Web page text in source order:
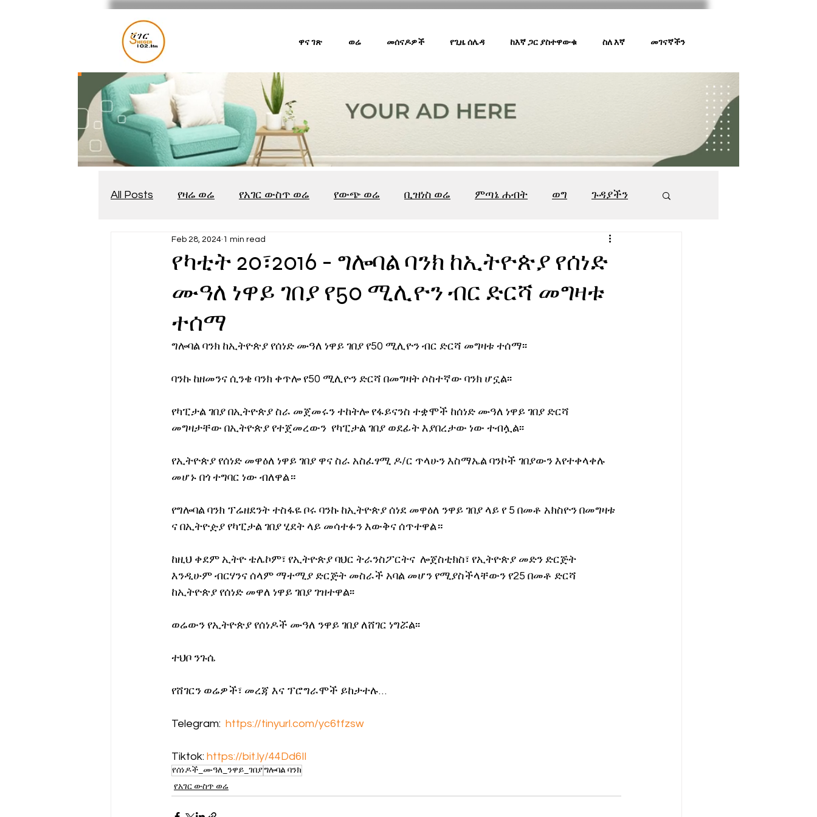
ዋና ገጽ ወሬ መሰናዶዎች የጊዜ ሰሌዳ ከእኛ ጋር ያስተዋውቁ ስለ እኛ መገናኛችን
All Posts የዛሬ ወሬ የአገር ውስጥ ወሬ የውጭ ወሬ ቢዝነስ ወሬ ምጣኔ ሐብት ወግ ጉዳያችን
የጨዋታ እንግዳ 547
የሀኪምዎ መልዕክት ባዮቴክኖሎጂ
የካቲት 20፣2016 - ግሎባል ባንክ ከኢትዮጵያ የሰነድ
ሙዓለ ነዋይ ገበያ የ50 ሚሊዮን ብር ድርሻ መግዛቱ
ተሰማ
Feb 28, 2024 1 min read
ግሎባል ባንክ ከኢትዮጵያ የሰነድ ሙዓለ ነዋይ ገበያ የ50 ሚሊዮን ብር ድርሻ መግዛቱ ተሰማ፡፡
ባንኩ ከዘመንና ሲንቄ ባንክ ቀጥሎ የ50 ሚሊዮን ድርሻ በመግዛት ሶስተኛው ባንክ ሆኗል፡፡
የካፒታል ገበያ በኢትዮጵያ ስራ መጀመሩን ተከትሎ የፋይናንስ ተቋሞች ከሰነድ ሙዓለ ነዋይ ገበያ ድርሻ
መግዛታቸው በኢትዮጵያ የተጀመረውን  የካፒታል ገበያ ወደፊት እያበረታው ነው ተብሏል፡፡
የኢትዮጵያ የሰነድ መዋዕለ ነዋይ ገበያ ዋና ስራ አስፈፃሚ ዶ/ር ጥላሁን እስማኤል ባንኮች ገበያውን እየተቀላቀሉ
መሆኑ በጎ ተግባር ነው ብለዋል።
የግሎባል ባንክ ፕሬዘደንት ተስፋዬ ቦሩ ባንኩ ከኢትዮጵያ ሰነደ መዋዕለ ንዋይ ገበያ ላይ የ 5 በመቶ አክስዮን በመግዛቱ
ና በኢትዮዽያ የካፒታል ገበያ ሂደት ላይ መሳተፉን እውቅና ሰጥተዋል።
ከዚህ ቀደም ኢትዮ ቴሌኮም፣ የኢትዮጵያ ባህር ትራንስፖርትና  ሎጀስቲክስ፣ የኢትዮጵያ መድን ድርጅት
እንዲሁም ብርሃንና ሰላም ማተሚያ ድርጅት መስራች አባል መሆን የሚያስችላቸውን የ25 በመቶ ድርሻ
ከኢትዮጵያ የሰነድ መዋለ ነዋይ ገበያ ገዝተዋል፡፡
ወሬውን የኢትዮጵያ የሰነዶች ሙዓለ ንዋይ ገበያ ለሸገር ነግሯል፡፡
ተህቦ ንጉሴ
የሸገርን ወሬዎች፣ መረጃ እና ፕሮግራሞች ይከታተሉ…
Telegram: https://tinyurl.com/yc6tfzsw
Tiktok: https://bit.ly/44Dd6Il
የሰነዶች_ሙዓለ_ንዋይ_ገበያግሎባል ባንክ
የአገር ውስጥ ወሬ